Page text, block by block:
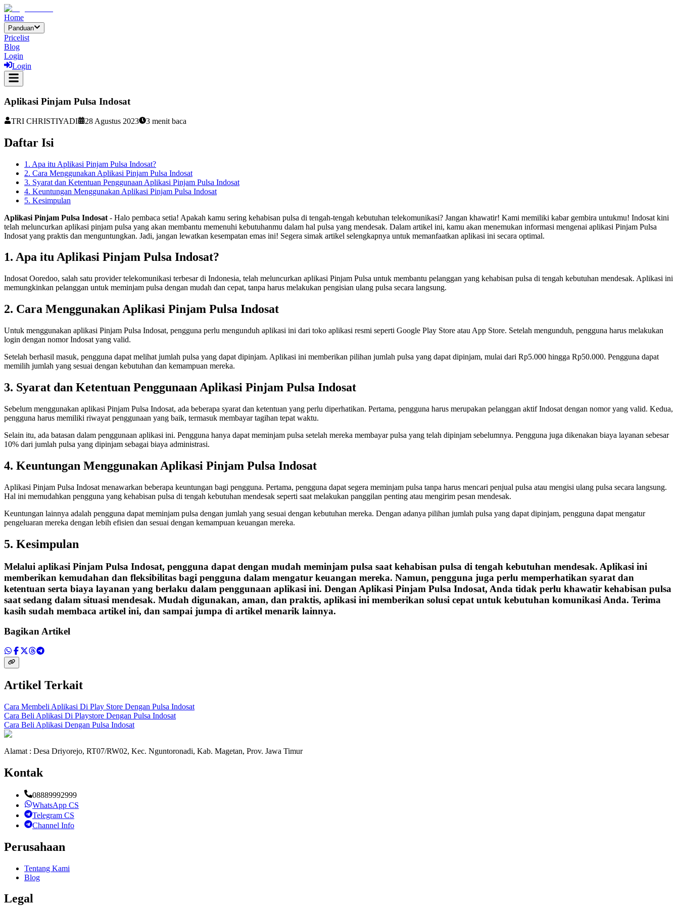
Home
Panduan
Pricelist
Blog
Login
Login
Aplikasi Pinjam Pulsa Indosat
TRI CHRISTIYADI 28 Agustus 2023 3 menit baca
Daftar Isi
1. Apa itu Aplikasi Pinjam Pulsa Indosat?
2. Cara Menggunakan Aplikasi Pinjam Pulsa Indosat
3. Syarat dan Ketentuan Penggunaan Aplikasi Pinjam Pulsa Indosat
4. Keuntungan Menggunakan Aplikasi Pinjam Pulsa Indosat
5. Kesimpulan
Aplikasi Pinjam Pulsa Indosat - Halo pembaca setia! Apakah kamu sering kehabisan pulsa di tengah-tengah kebutuhan telekomunikasi? Jangan khawatir! Kami memiliki kabar gembira untukmu! Indosat kini
telah meluncurkan aplikasi pinjam pulsa yang akan membantu memenuhi kebutuhanmu dalam hal pulsa yang mendesak. Dalam artikel ini, kamu akan menemukan informasi mengenai aplikasi Pinjam Pulsa
Indosat yang praktis dan menguntungkan. Jadi, jangan lewatkan kesempatan emas ini! Segera simak artikel selengkapnya untuk memanfaatkan aplikasi ini secara optimal.
1. Apa itu Aplikasi Pinjam Pulsa Indosat?
Indosat Ooredoo, salah satu provider telekomunikasi terbesar di Indonesia, telah meluncurkan aplikasi Pinjam Pulsa untuk membantu pelanggan yang kehabisan pulsa di tengah kebutuhan mendesak. Aplikasi ini
memungkinkan pelanggan untuk meminjam pulsa dengan mudah dan cepat, tanpa harus melakukan pengisian ulang pulsa secara langsung.
2. Cara Menggunakan Aplikasi Pinjam Pulsa Indosat
Untuk menggunakan aplikasi Pinjam Pulsa Indosat, pengguna perlu mengunduh aplikasi ini dari toko aplikasi resmi seperti Google Play Store atau App Store. Setelah mengunduh, pengguna harus melakukan
login dengan nomor Indosat yang valid.
Setelah berhasil masuk, pengguna dapat melihat jumlah pulsa yang dapat dipinjam. Aplikasi ini memberikan pilihan jumlah pulsa yang dapat dipinjam, mulai dari Rp5.000 hingga Rp50.000. Pengguna dapat
memilih jumlah yang sesuai dengan kebutuhan dan kemampuan mereka.
3. Syarat dan Ketentuan Penggunaan Aplikasi Pinjam Pulsa Indosat
Sebelum menggunakan aplikasi Pinjam Pulsa Indosat, ada beberapa syarat dan ketentuan yang perlu diperhatikan. Pertama, pengguna harus merupakan pelanggan aktif Indosat dengan nomor yang valid. Kedua,
pengguna harus memiliki riwayat penggunaan yang baik, termasuk membayar tagihan tepat waktu.
Selain itu, ada batasan dalam penggunaan aplikasi ini. Pengguna hanya dapat meminjam pulsa setelah mereka membayar pulsa yang telah dipinjam sebelumnya. Pengguna juga dikenakan biaya layanan sebesar
10% dari jumlah pulsa yang dipinjam sebagai biaya administrasi.
4. Keuntungan Menggunakan Aplikasi Pinjam Pulsa Indosat
Aplikasi Pinjam Pulsa Indosat menawarkan beberapa keuntungan bagi pengguna. Pertama, pengguna dapat segera meminjam pulsa tanpa harus mencari penjual pulsa atau mengisi ulang pulsa secara langsung.
Hal ini memudahkan pengguna yang kehabisan pulsa di tengah kebutuhan mendesak seperti saat melakukan panggilan penting atau mengirim pesan mendesak.
Keuntungan lainnya adalah pengguna dapat meminjam pulsa dengan jumlah yang sesuai dengan kebutuhan mereka. Dengan adanya pilihan jumlah pulsa yang dapat dipinjam, pengguna dapat mengatur
pengeluaran mereka dengan lebih efisien dan sesuai dengan kemampuan keuangan mereka.
5. Kesimpulan
Melalui aplikasi Pinjam Pulsa Indosat, pengguna dapat dengan mudah meminjam pulsa saat kehabisan pulsa di tengah kebutuhan mendesak. Aplikasi ini
memberikan kemudahan dan fleksibilitas bagi pengguna dalam mengatur keuangan mereka. Namun, pengguna juga perlu memperhatikan syarat dan
ketentuan serta biaya layanan yang berlaku dalam penggunaan aplikasi ini. Dengan Aplikasi Pinjam Pulsa Indosat, Anda tidak perlu khawatir kehabisan pulsa
saat sedang dalam situasi mendesak. Mudah digunakan, aman, dan praktis, aplikasi ini memberikan solusi cepat untuk kebutuhan komunikasi Anda. Terima
kasih sudah membaca artikel ini, dan sampai jumpa di artikel menarik lainnya.
Bagikan Artikel
Artikel Terkait
Cara Membeli Aplikasi Di Play Store Dengan Pulsa Indosat
Cara Beli Aplikasi Di Playstore Dengan Pulsa Indosat
Cara Beli Aplikasi Dengan Pulsa Indosat
Alamat : Desa Driyorejo, RT07/RW02, Kec. Nguntoronadi, Kab. Magetan, Prov. Jawa Timur
Kontak
08889992999
WhatsApp CS
Telegram CS
Channel Info
Perusahaan
Tentang Kami
Blog
Legal